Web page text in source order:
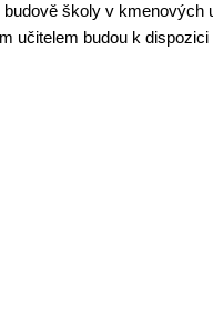
školy v kmenových
učitelem budou k